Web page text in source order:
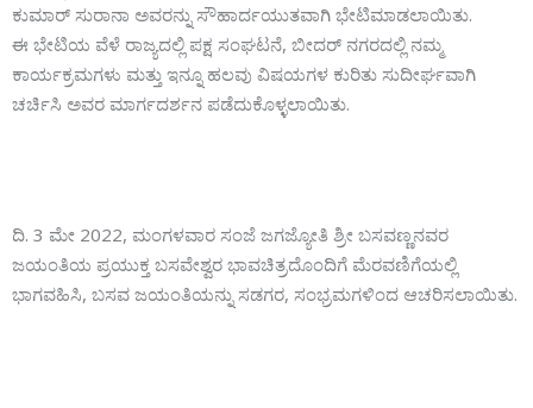
ಕುಮಾರ್ ಸುರಾನಾ ಅವರನ್ನು ಸೌಹಾರ್ದಯುತವಾಗಿ ಭೇಟಿಮಾಡಲಾಯಿತು.
ಈ ಭೇಟಿಯ ವೆಳೆ ರಾಜ್ಯದಲ್ಲಿ ಪಕ್ಷ ಸಂಘಟನೆ, ಬೀದರ್ ನಗರದಲ್ಲಿ ನಮ್ಮ
ಕಾರ್ಯಕ್ರಮಗಳು ಮತ್ತು ಇನ್ನೂ ಹಲವು ವಿಷಯಗಳ ಕುರಿತು ಸುದೀರ್ಘವಾಗಿ
ಚರ್ಚಿಸಿ ಅವರ ಮಾರ್ಗದರ್ಶನ ಪಡೆದುಕೊಳ್ಳಲಾಯಿತು.
ದಿ. 3 ಮೇ 2022, ಮಂಗಳವಾರ ಸಂಜೆ ಜಗಜ್ಯೋತಿ ಶ್ರೀ ಬಸವಣ್ಣನವರ
ಜಯಂತಿಯ ಪ್ರಯುಕ್ತ ಬಸವೇಶ್ವರ ಭಾವಚಿತ್ರದೊಂದಿಗೆ ಮೆರವಣಿಗೆಯಲ್ಲಿ
ಭಾಗವಹಿಸಿ, ಬಸವ ಜಯಂತಿಯನ್ನು ಸಡಗರ, ಸಂಭ್ರಮಗಳಿಂದ ಆಚರಿಸಲಾಯಿತು.